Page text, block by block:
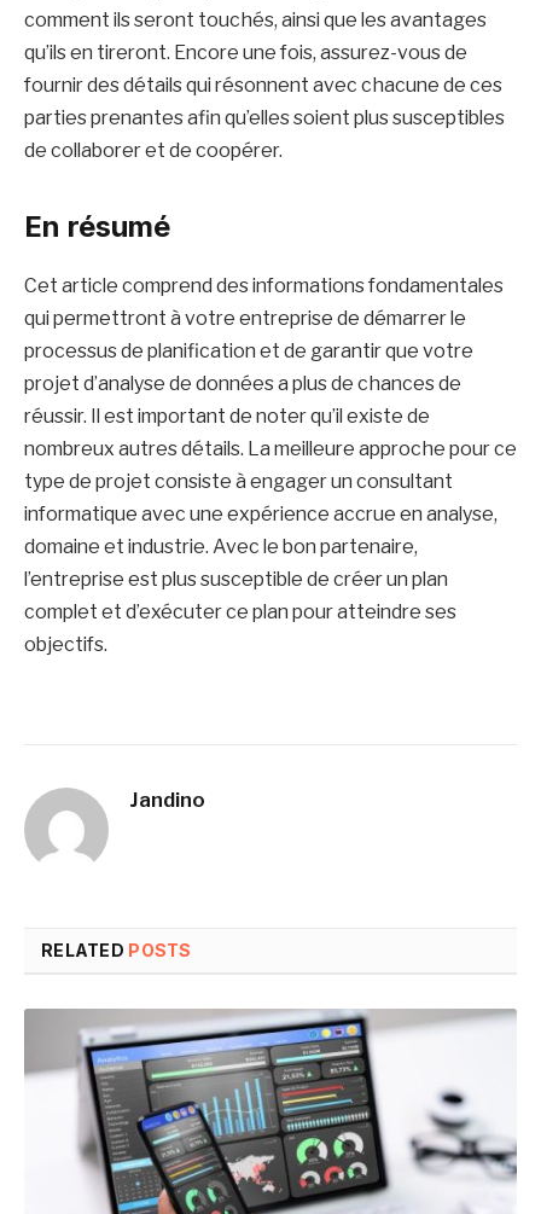
comment ils seront touchés, ainsi que les avantages
qu’ils en tireront. Encore une fois, assurez-vous de
fournir des détails qui résonnent avec chacune de ces
parties prenantes afin qu’elles soient plus susceptibles
de collaborer et de coopérer.
En résumé
Cet article comprend des informations fondamentales
qui permettront à votre entreprise de démarrer le
processus de planification et de garantir que votre
projet d’analyse de données a plus de chances de
réussir. Il est important de noter qu’il existe de
nombreux autres détails. La meilleure approche pour ce
type de projet consiste à engager un consultant
informatique avec une expérience accrue en analyse,
domaine et industrie. Avec le bon partenaire,
l’entreprise est plus susceptible de créer un plan
complet et d’exécuter ce plan pour atteindre ses
objectifs.
Jandino
RELATED POSTS